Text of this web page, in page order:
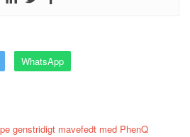
WhatsApp
genstridigt mavefedt med PhenQ